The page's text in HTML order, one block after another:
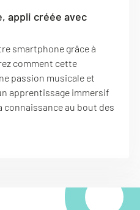
appli créée avec
smartphone grâce à
comment cette
passion musicale et
apprentissage immersif
connaissance au bout des